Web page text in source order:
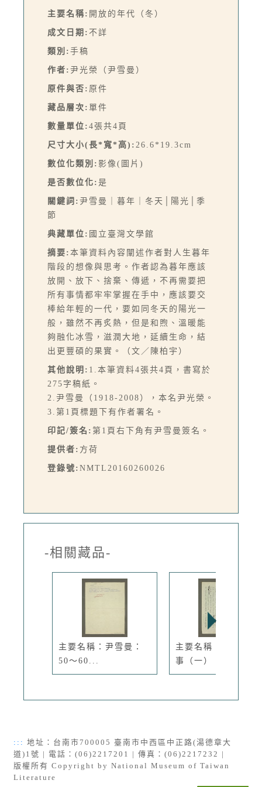
主要名稱: 開放的年代（冬）
成文日期: 不詳
類別: 手稿
作者: 尹光榮（尹雪曼）
原件與否: 原件
藏品層次: 單件
數量單位: 4張共4頁
尺寸大小(長*寬*高): 26.6*19.3cm
數位化類別: 影像(圖片)
是否數位化: 是
關鍵詞: 尹雪曼｜暮年｜冬天│陽光│季
節
典藏單位: 國立臺灣文學館
摘要: 本筆資料內容闡述作者對人生暮年
階段的想像與思考。作者認為暮年應該
放開、放下、捨棄、傳遞，不再需要把
所有事情都牢牢掌握在手中，應該要交
棒給年輕的一代，要如同冬天的陽光一
般，雖然不再炙熱，但是和煦、溫暖能
夠融化冰雪，滋潤大地，延續生命，結
出更豐碩的果實。（文／陳柏宇）
其他說明: 1.本筆資料4張共4頁，書寫於
275字稿紙。
2.尹雪曼（1918-2008），本名尹光榮。
3.第1頁標題下有作者署名。
印記/簽名: 第1頁右下角有尹雪曼簽名。
提供者: 方荷
登錄號: NMTL20160260026
-相關藏品-
主要名稱：尹雪曼：
50～60...
主要名稱：照片的故
事（一）：...
::: 地址：台南市700005 臺南市中西區中正路(湯德章大
道)1號 | 電話：(06)2217201 | 傳真：(06)2217232 |
版權所有 Copyright by National Museum of Taiwan
Literature